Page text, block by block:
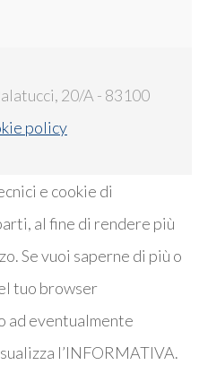
20/A - 83100
policy
e cookie di
al fine di rendere più
Se vuoi saperne di più o
tuo browser
ad eventualmente
l’INFORMATIVA.